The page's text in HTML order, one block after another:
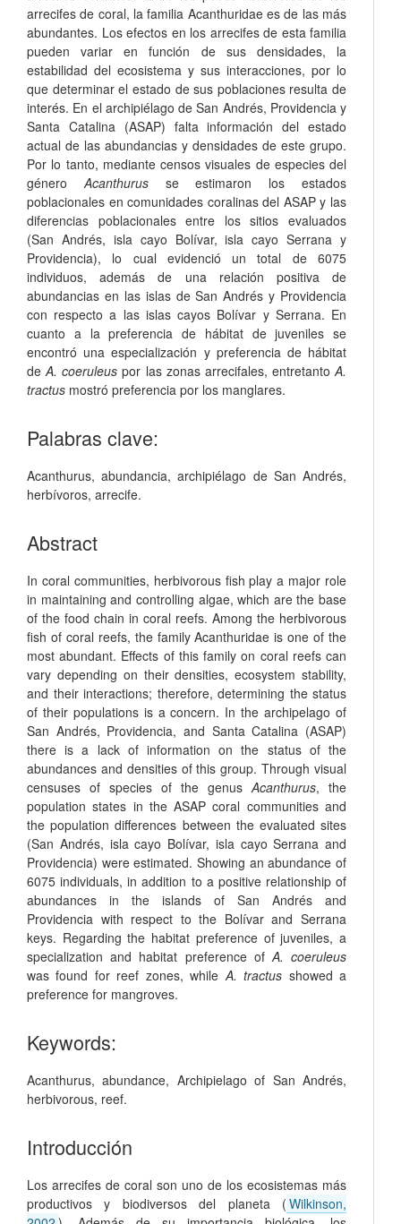
arrecifes de coral, la familia Acanthuridae es de las más
abundantes. Los efectos en los arrecifes de esta familia
pueden variar en función de sus densidades, la
estabilidad del ecosistema y sus interacciones, por lo
que determinar el estado de sus poblaciones resulta de
interés. En el archipiélago de San Andrés, Providencia y
Santa Catalina (ASAP) falta información del estado
actual de las abundancias y densidades de este grupo.
Por lo tanto, mediante censos visuales de especies del
géneroAcanthurusse estimaron los estados
poblacionales en comunidades coralinas del ASAP y las
diferencias poblacionales entre los sitios evaluados
(San Andrés, isla cayo Bolívar, isla cayo Serrana y
Providencia), lo cual evidenció un total de 6075
individuos, además de una relación positiva de
abundancias en las islas de San Andrés y Providencia
con respecto a las islas cayos Bolívar y Serrana. En
cuanto a la preferencia de hábitat de juveniles se
encontró una especialización y preferencia de hábitat
deA. coeruleus por las zonas arrecifales, entretantoA.
tractus mostró preferencia por los manglares.
Palabras clave:
Acanthurus,abundancia,archipiélago de San Andrés,
herbívoros, arrecife.
Abstract
In coral communities, herbivorous fish play a major role
in maintaining and controlling algae, which are the base
of the food chain in coral reefs. Among the herbivorous
fish of coral reefs, the family Acanthuridae is one of the
most abundant. Effects of this family on coral reefs can
vary depending on their densities, ecosystem stability,
and their interactions; therefore, determining the status
of their populations is a concern. In the archipelago of
San Andrés, Providencia, and Santa Catalina (ASAP)
there is a lack of information on the status of the
abundances and densities of this group. Through visual
censuses of species of the genusAcanthurus, the
population states in the ASAP coral communities and
the population differences between the evaluated sites
(San Andrés, isla cayo Bolívar, isla cayo Serrana and
Providencia) were estimated. Showing an abundance of
6075 individuals, in addition to a positive relationship of
abundances in the islands of San Andrés and
Providencia with respect to the Bolívar and Serrana
keys. Regarding the habitat preference of juveniles, a
specialization and habitat preference ofA. coeruleus
was found for reef zones, whileA. tractus showed a
preference for mangroves.
Keywords:
Acanthurus,abundance, Archipielago of San Andrés,
herbivorous, reef.
Introducción
Los arrecifes de coral son uno de los ecosistemas más
productivos y biodiversos del planeta ( Wilkinson,